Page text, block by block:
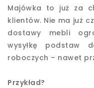
Majówka to już za
klientów. Nie ma już
dostawy mebli
wysyłkę podstaw
roboczych – nawet
Przykład?